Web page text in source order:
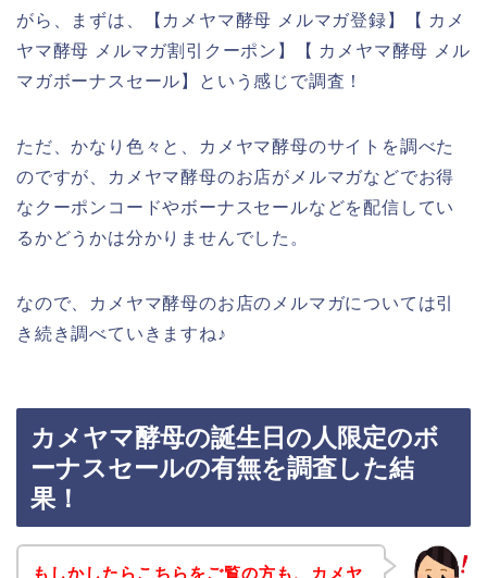
がら、まずは、【カメヤマ酵母 メルマガ登録】【 カメ
ヤマ酵母 メルマガ割引クーポン】【 カメヤマ酵母 メル
マガボーナスセール】という感じで調査！
ただ、かなり色々と、カメヤマ酵母のサイトを調べた
のですが、カメヤマ酵母のお店がメルマガなどでお得
なクーポンコードやボーナスセールなどを配信してい
るかどうかは分かりませんでした。
なので、カメヤマ酵母のお店のメルマガについては引
き続き調べていきますね♪
カメヤマ酵母の誕生日の人限定のボ
ーナスセールの有無を調査した結
果！
もしかしたらこちらをご覧の方も、カメヤ